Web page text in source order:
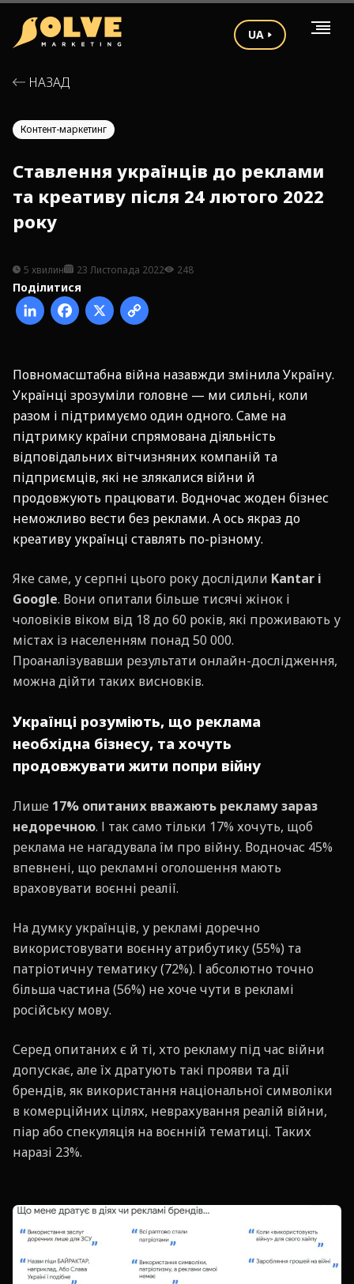
UA
НАЗАД
Контент-маркетинг
Ставлення українців до реклами
та креативу після 24 лютого 2022
року
5 хвилин 23 Листопада 2022 248
Поділитися
Повномасштабна війна назавжди змінила Україну.
Українці зрозуміли головне — ми сильні, коли
разом і підтримуємо один одного. Саме на
підтримку країни спрямована діяльність
відповідальних вітчизняних компаній та
підприємців, які не злякалися війни й
продовжують працювати. Водночас жоден бізнес
неможливо вести без реклами. А ось якраз до
креативу українці ставлять по-різному.
Яке саме, у серпні цього року дослідили Kantar і
Google. Вони опитали більше тисячі жінок і
чоловіків віком від 18 до 60 років, які проживають у
містах із населенням понад 50 000.
Проаналізувавши результати онлайн-дослідження,
можна дійти таких висновків.
Українці розуміють, що реклама
необхідна бізнесу, та хочуть
продовжувати жити попри війну
Лише 17% опитаних вважають рекламу зараз
недоречною. І так само тільки 17% хочуть, щоб
реклама не нагадувала їм про війну. Водночас 45%
впевнені, що рекламні оголошення мають
враховувати воєнні реалії.
На думку українців, у рекламі доречно
використовувати воєнну атрибутику (55%) та
патріотичну тематику (72%). І абсолютно точно
більша частина (56%) не хоче чути в рекламі
російську мову.
Серед опитаних є й ті, хто рекламу під час війни
допускає, але їх дратують такі прояви та дії
брендів, як використання національної символіки
в комерційних цілях, неврахування реалій війни,
піар або спекуляція на воєнній тематиці. Таких
наразі 23%.